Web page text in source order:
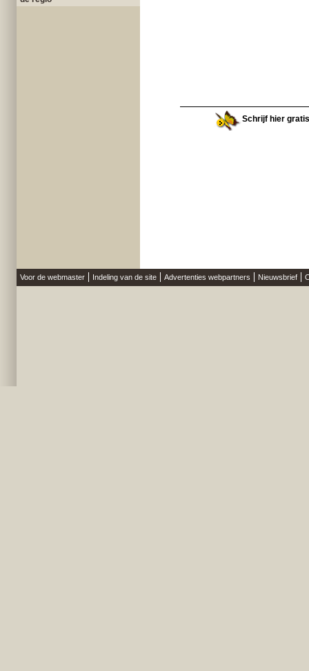
Schrijf hier
Voor de webmaster Indeling van de site Advertenties webpartners Nieuwsbrief